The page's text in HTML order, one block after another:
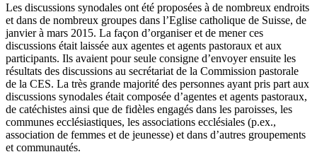
Les discussions synodales ont été proposées à de nombreux endroits
et dans de nombreux groupes dans l’Eglise catholique de Suisse, de
janvier à mars 2015. La façon d’organiser et de mener ces
discussions était laissée aux agentes et agents pastoraux et aux
participants. Ils avaient pour seule consigne d’envoyer ensuite les
résultats des discussions au secrétariat de la Commission pastorale
de la CES. La très grande majorité des personnes ayant pris part aux
discussions synodales était composée d’agentes et agents pastoraux,
de catéchistes ainsi que de fidèles engagés dans les paroisses, les
communes ecclésiastiques, les associations ecclésiales (p.ex.,
association de femmes et de jeunesse) et dans d’autres groupements
et communautés.